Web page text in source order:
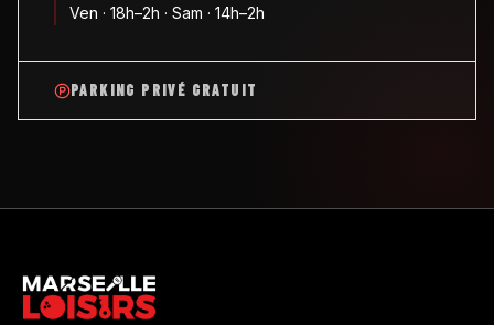
Ven · 18h–2h · Sam · 14h–2h
PARKING PRIVÉ GRATUIT